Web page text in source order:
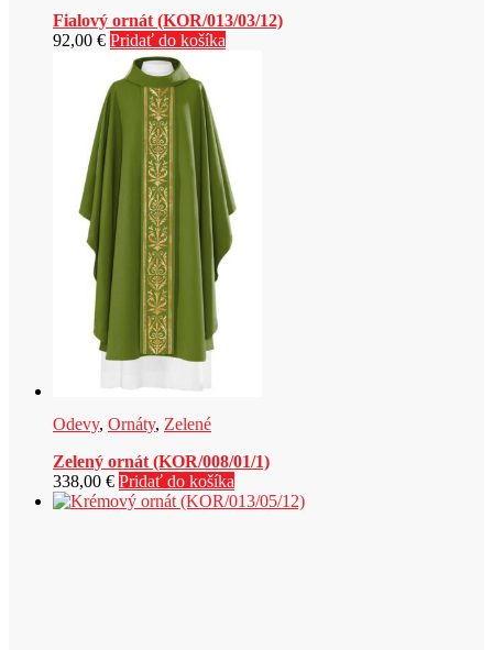
Fialový ornát (KOR/013/03/12)
92,00 € Pridať do košíka
Odevy, Ornáty, Zelené
Zelený ornát (KOR/008/01/1)
338,00 € Pridať do košíka